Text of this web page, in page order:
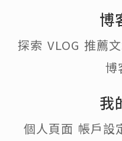
博
探索 VLOG 推薦
博
我
個人頁面 帳戶設